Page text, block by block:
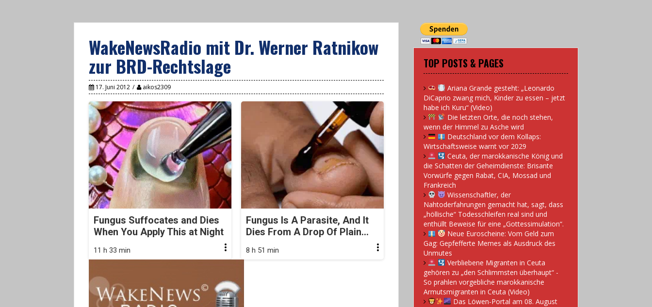
WakeNewsRadio mit Dr. Werner Ratnikow
zur BRD-Rechtslage
17. Juni 2012 aikos2309
Fungus Suffocates and Dies
When You Apply This at Night
11 h 33 min
Fungus Is A Parasite, And It
Dies From A Drop Of Plain...
8 h 51 min
TOP POSTS & PAGES
Ariana Grande gesteht: „Leonardo
DiCaprio zwang mich, Kinder zu essen – jetzt
habe ich Kuru“ (Video)
Die letzten Orte, die noch stehen,
wenn der Himmel zu Asche wird
Deutschland vor dem Kollaps:
Wirtschaftsweise warnt vor 2029
Ceuta, der marokkanische König und
die Schatten der Geheimdienste: Brisante
Vorwürfe gegen Rabat, CIA, Mossad und
Frankreich
Wissenschaftler, der
Nahtoderfahrungen gemacht hat, sagt, dass
„höllische“ Todesschleifen real sind und
enthüllt Beweise für eine „Gottessimulation“.
Neue Euroscheine: Vom Geld zum
Gag: Gepfefferte Memes als Ausdruck des
Unmutes
Verbliebene Migranten in Ceuta
gehören zu „den Schlimmsten überhaupt“ -
So prahlen vorgebliche marokkanische
Armutsmigranten in Ceuta (Video)
Das Löwen-Portal am 08. August